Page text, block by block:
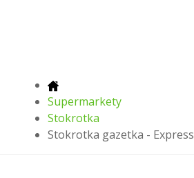
Supermarkety
Stokrotka
Stokrotka gazetka - Express